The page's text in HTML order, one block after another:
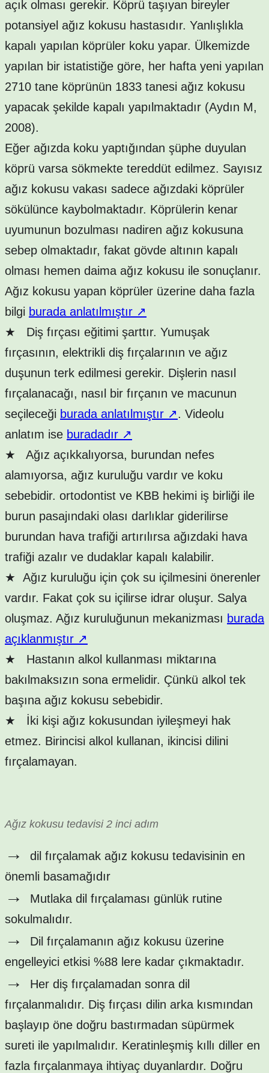
açık olması gerekir. Köprü taşıyan bireyler
potansiyel ağız kokusu hastasıdır. Yanlışlıkla
kapalı yapılan köprüler koku yapar. Ülkemizde
yapılan bir istatistiğe göre, her hafta yeni yapılan
2710 tane köprünün 1833 tanesi ağız kokusu
yapacak şekilde kapalı yapılmaktadır (Aydın M,
2008).
Eğer ağızda koku yaptığından şüphe duyulan
köprü varsa sökmekte tereddüt edilmez. Sayısız
ağız kokusu vakası sadece ağızdaki köprüler
sökülünce kaybolmaktadır. Köprülerin kenar
uyumunun bozulması nadiren ağız kokusuna
sebep olmaktadır, fakat gövde altının kapalı
olması hemen daima ağız kokusu ile sonuçlanır.
Ağız kokusu yapan köprüler üzerine daha fazla
bilgi burada anlatılmıştır ↗
★ Diş fırçası eğitimi şarttır. Yumuşak
fırçasının, elektrikli diş fırçalarının ve ağız
duşunun terk edilmesi gerekir. Dişlerin nasıl
fırçalanacağı, nasıl bir fırçanın ve macunun
seçileceği burada anlatılmıştır ↗. Videolu
anlatım ise buradadır ↗
★ Ağız açıkkalıyorsa, burundan nefes
alamıyorsa, ağız kuruluğu vardır ve koku
sebebidir. ortodontist ve KBB hekimi iş birliği ile
burun pasajındaki olası darlıklar giderilirse
burundan hava trafiği artırılırsa ağızdaki hava
trafiği azalır ve dudaklar kapalı kalabilir.
★ Ağız kuruluğu için çok su içilmesini önerenler
vardır. Fakat çok su içilirse idrar oluşur. Salya
oluşmaz. Ağız kuruluğunun mekanizması burada
açıklanmıştır ↗
★ Hastanın alkol kullanması miktarına
bakılmaksızın sona ermelidir. Çünkü alkol tek
başına ağız kokusu sebebidir.
★ İki kişi ağız kokusundan iyileşmeyi hak
etmez. Birincisi alkol kullanan, ikincisi dilini
fırçalamayan.
Ağız kokusu tedavisi 2 inci adım
→
dil fırçalamak ağız kokusu tedavisinin en
önemli basamağıdır
→
Mutlaka dil fırçalaması günlük rutine
sokulmalıdır.
→
Dil fırçalamanın ağız kokusu üzerine
engelleyici etkisi %88 lere kadar çıkmaktadır.
→
Her diş fırçalamadan sonra dil
fırçalanmalıdır. Diş fırçası dilin arka kısmından
başlayıp öne doğru bastırmadan süpürmek
sureti ile yapılmalıdır. Keratinleşmiş kıllı diller en
fazla fırçalanmaya ihtiyaç duyanlardır. Doğru